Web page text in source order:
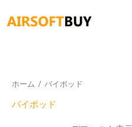
を
ホーム / バイポッド
バイポッド